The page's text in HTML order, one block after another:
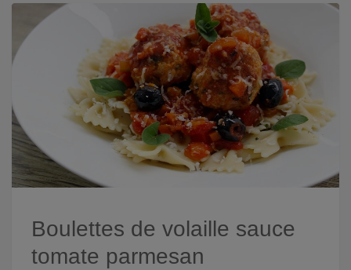
Boulettes de volaille sauce
tomate parmesan